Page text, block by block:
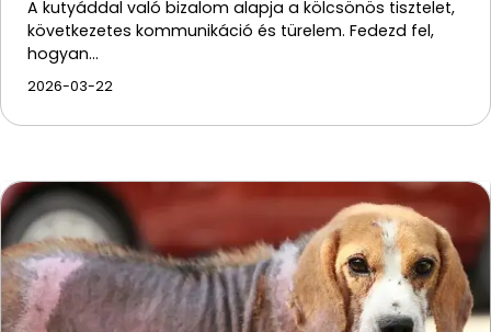
A kutyáddal való bizalom alapja a kölcsönös tisztelet,
következetes kommunikáció és türelem. Fedezd fel,
hogyan…
2026-03-22